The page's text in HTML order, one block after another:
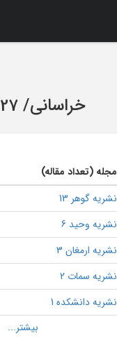
خراسانی/27 مقاله
مجله (تعداد مقاله)
نشریه گوهر 13
نشریه وحید 6
نشریه ارمغان 3
نشریه سمات 2
نشریه دانشکده 1